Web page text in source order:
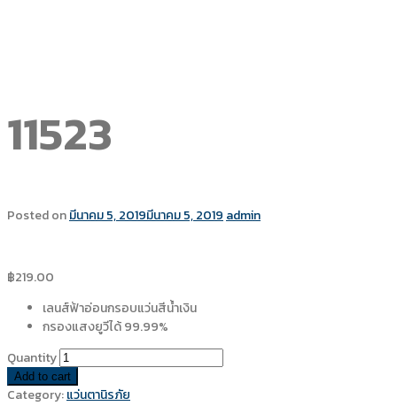
11523
Posted onมีนาคม 5, 2019มีนาคม 5, 2019admin
฿219.00
เลนส์ฟ้าอ่อนกรอบแว่นสีน้ำเงิน
กรองแสงยูวีได้ 99.99%
Quantity
Add to cart
Category:แว่นตานิรภัย